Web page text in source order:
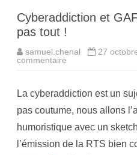
Cyberaddiction et
pas tout !
samuel.chenal 27
commentaire
y
e
a
d
La cyberaddiction est un
pas coutume, nous allons
humoristique avec un
l’émission de la RTS bien